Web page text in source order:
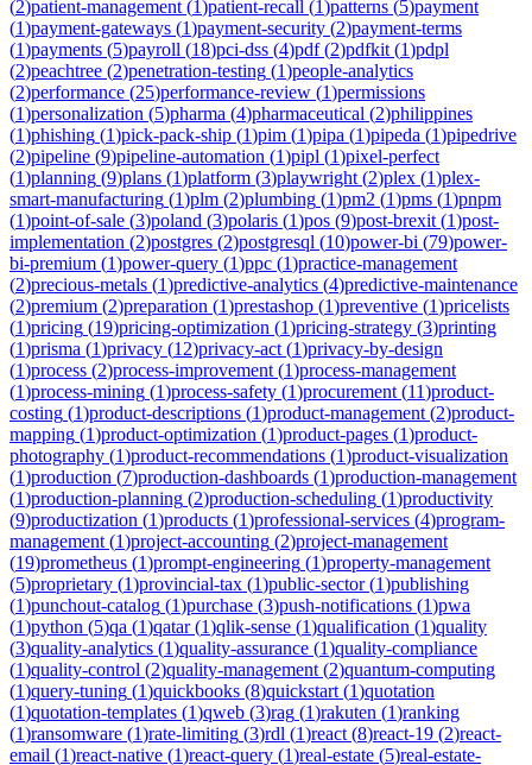
(2)patient-management (1)patient-recall (1)patterns (5)payment
(1)payment-gateways (1)payment-security (2)payment-terms
(1)payments (5)payroll (18)pci-dss (4)pdf(2)pdfkit (1)pdpl
(2)peachtree (2)penetration-testing (1)people-analytics
(2)performance (25)performance-review (1)permissions
(1)personalization (5)pharma (4)pharmaceutical (2)philippines
(1)phishing (1)pick-pack-ship (1)pim (1)pipa (1)pipeda (1)pipedrive
(2)pipeline (9)pipeline-automation (1)pipl (1)pixel-perfect
(1)planning (9)plans (1)platform (3)playwright (2)plex (1)plex-
smart-manufacturing (1)plm (2)plumbing (1)pm2 (1)pms (1)pnpm
(1)point-of-sale (3)poland (3)polaris (1)pos (9)post-brexit (1)post-
implementation (2)postgres (2)postgresql (10)power-bi (79)power-
bi-premium (1)power-query (1)ppc (1)practice-management
(2)precious-metals (1)predictive-analytics (4)predictive-maintenance
(2)premium (2)preparation (1)prestashop (1)preventive (1)pricelists
(1)pricing (19)pricing-optimization (1)pricing-strategy (3)printing
(1)prisma (1)privacy (12)privacy-act (1)privacy-by-design
(1)process (2)process-improvement (1)process-management
(1)process-mining (1)process-safety (1)procurement (11)product-
costing (1)product-descriptions (1)product-management (2)product-
mapping (1)product-optimization (1)product-pages (1)product-
photography (1)product-recommendations (1)product-visualization
(1)production (7)production-dashboards (1)production-management
(1)production-planning (2)production-scheduling (1)productivity
(9)productization (1)products (1)professional-services (4)program-
management (1)project-accounting (2)project-management
(19)prometheus (1)prompt-engineering (1)property-management
(5)proprietary (1)provincial-tax (1)public-sector(1)publishing
(1)punchout-catalog (1)purchase (3)push-notifications (1)pwa
(1)python (5)qa (1)qatar(1)qlik-sense (1)qualification (1)quality
(3)quality-analytics (1)quality-assurance (1)quality-compliance
(1)quality-control (2)quality-management (2)quantum-computing
(1)query-tuning (1)quickbooks (8)quickstart (1)quotation
(1)quotation-templates (1)qweb (3)rag (1)rakuten (1)ranking
(1)ransomware (1)rate-limiting (3)rdl (1)react (8)react-19 (2)react-
email (1)react-native (1)react-query (1)real-estate (5)real-estate-